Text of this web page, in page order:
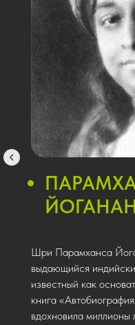
Шри Парамханса
выдающийся
известный как
книга
вдохновила миллионы